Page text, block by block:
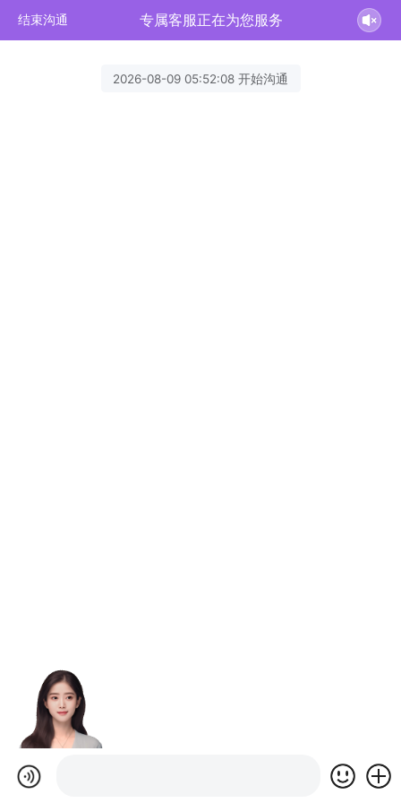
结束沟通 专属客服正在为您服务
2026-08-09 05:52:08 开始沟通